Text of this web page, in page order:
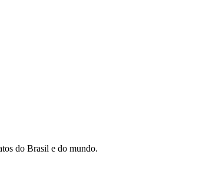
do Brasil e do mundo.